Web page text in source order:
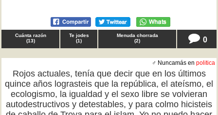
Cuánta razón
(13)
Te jodes
(1)
Menuda chorrada
(2) 0
♂ Nuncamás en politica
Rojos actuales, tenía que decir que en los últimos
quince años lograsteis que la república, el ateísmo, el
ecologismo, la igualdad y el sexo libre se volvieran
autodestructivos y detestables, y para colmo hicisteis